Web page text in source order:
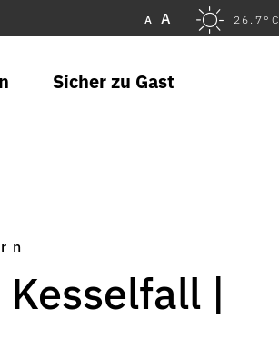
A A 26.7°C
Sicher zu Gast
|